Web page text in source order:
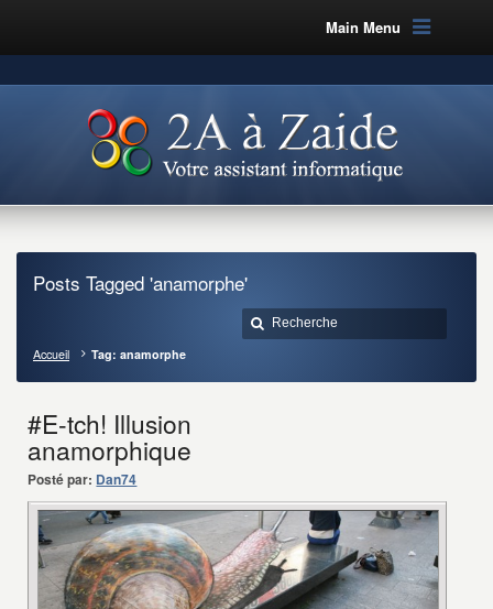
Main Menu
Posts Tagged 'anamorphe'
Accueil Tag: anamorphe
#E-tch! Illusion
anamorphique
Posté par: Dan74